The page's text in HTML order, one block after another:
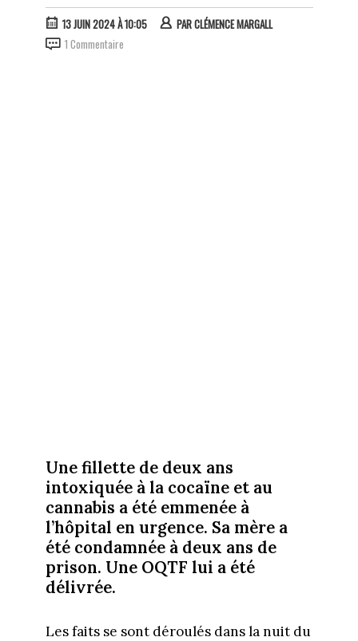
13 JUIN 2024 À 10:05 PARCLÉMENCE MARGALL
1 Commentaire
Une fillette de deux ans
intoxiquée à la cocaïne et au
cannabis a été emmenée à
l’hôpital en urgence. Sa mère a
été condamnée à deux ans de
prison. Une OQTF lui a été
délivrée.
Les faits se sont déroulés dans la nuit du